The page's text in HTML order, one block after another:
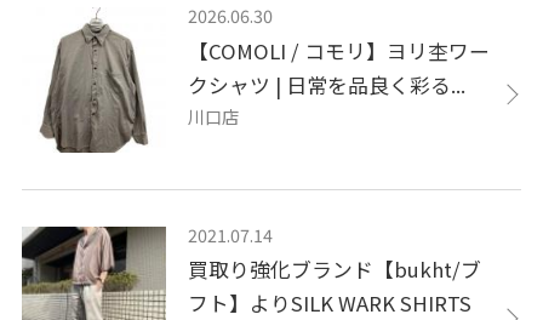
2026.06.30
【COMOLI / コモリ】ヨリ杢ワー
クシャツ | 日常を品良く彩る...
川口店
2021.07.14
買取り強化ブランド【bukht/ブ
フト】よりSILK WARK SHIRTS